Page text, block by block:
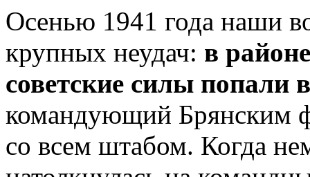
Осенью 1941 года наши
крупных неудач: в
советские силы попали
командующий Брянским
со всем штабом. Когда